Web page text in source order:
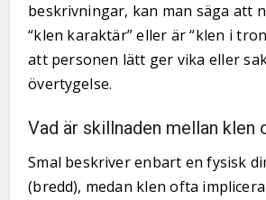
beskrivningar, kan man säga att
“klen karaktär” eller är “klen i
att personen lätt ger vika eller
övertygelse.
Vad är skillnaden mellan klen
Smal beskriver enbart en fysisk
(bredd), medan klen ofta